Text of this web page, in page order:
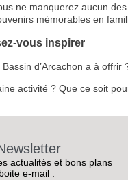
ne manquerez aucun
mémorables en
vous inspirer
d’Arcachon a à
activité ? Que ce soit
actualités et bons plans
e-mail :